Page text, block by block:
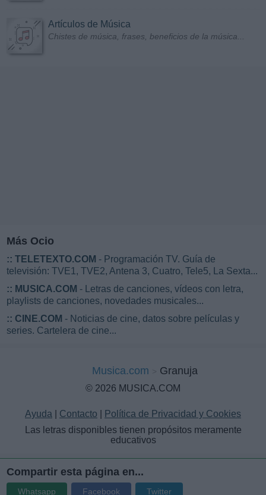
Artículos de Música
Chistes de música, frases, beneficios de la música...
Más Ocio
:: TELETEXTO.COM - Programación TV. Guía de
televisión: TVE1, TVE2, Antena 3, Cuatro, Tele5, La Sexta...
:: MUSICA.COM - Letras de canciones, vídeos con letra,
playlists de canciones, novedades musicales...
:: CINE.COM - Noticias de cine, datos sobre películas y
series. Cartelera de cine...
Musica.com Granuja
© 2026 MUSICA.COM
Ayuda Contacto
Política de Privacidad y Cookies
Las letras disponibles tienen propósitos meramente
educativos
Compartir esta página en...
Whatsapp Facebook Twitter